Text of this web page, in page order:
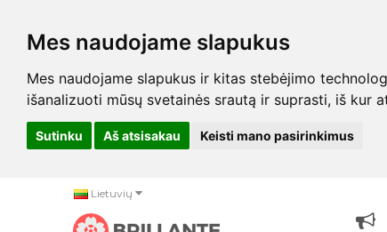
Mes naudojame slapukus
Mes naudojame slapukus ir kitas stebėjimo
išanalizuoti mūsų svetainės srautą ir suprasti, iš kur
Sutinku Aš atsisakau Keisti mano pasirinkimus
Lietuvių